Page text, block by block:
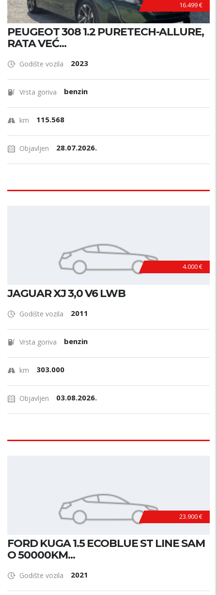
16.499 €
PEUGEOT 308 1.2 PURETECH-ALLURE,
RATA VEĆ...
Godište vozila 2023
Vrsta goriva benzin
km 115.568
Objavljen 28.07.2026.
4.000 €
JAGUAR XJ 3,0 V6 LWB
Godište vozila 2011
Vrsta goriva benzin
km 303.000
Objavljen 03.08.2026.
23.900 €
FORD KUGA 1.5 ECOBLUE ST LINE SAM
O 50000KM...
Godište vozila 2021